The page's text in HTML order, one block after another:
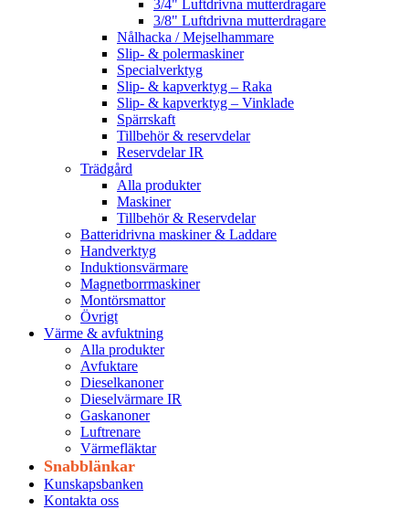
3/4" Luftdrivna mutterdragare
3/8" Luftdrivna mutterdragare
Nålhacka / Mejselhammare
Slip- & polermaskiner
Specialverktyg
Slip- & kapverktyg – Raka
Slip- & kapverktyg – Vinklade
Spärrskaft
Tillbehör & reservdelar
Reservdelar IR
Trädgård
Alla produkter
Maskiner
Tillbehör & Reservdelar
Batteridrivna maskiner & Laddare
Handverktyg
Induktionsvärmare
Magnetborrmaskiner
Montörsmattor
Övrigt
Värme & avfuktning
Alla produkter
Avfuktare
Dieselkanoner
Dieselvärmare IR
Gaskanoner
Luftrenare
Värmefläktar
Snabblänkar
Kunskapsbanken
Kontakta oss